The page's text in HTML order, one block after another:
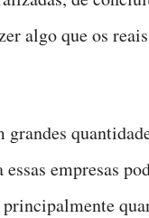
algo que os
empresas